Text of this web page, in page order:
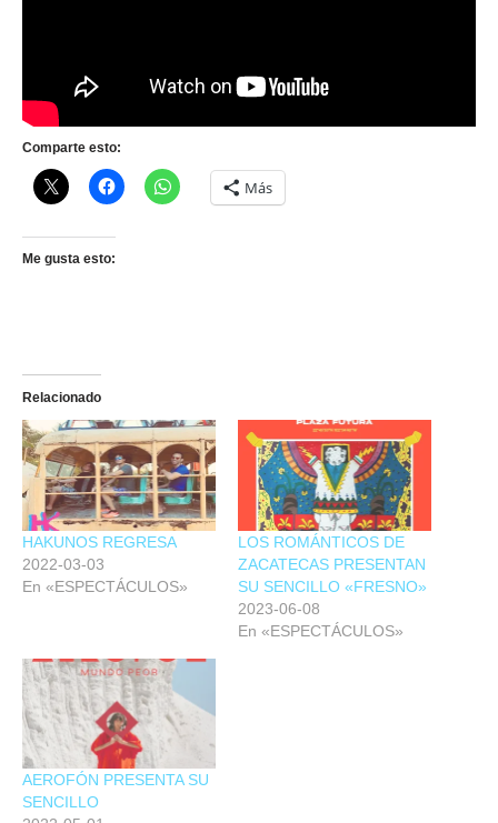
Comparte esto:
Más
Me gusta esto:
Relacionado
HAKUNOS REGRESA
2022-03-03
En «ESPECTÁCULOS»
LOS ROMÁNTICOS DE
ZACATECAS PRESENTAN
SU SENCILLO «FRESNO»
2023-06-08
En «ESPECTÁCULOS»
AEROFÓN PRESENTA SU
SENCILLO